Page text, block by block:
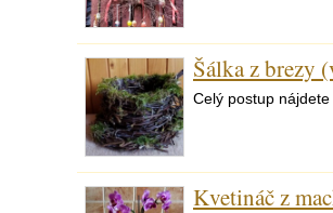
Šálka z brezy
Celý postup
Kvetináč z